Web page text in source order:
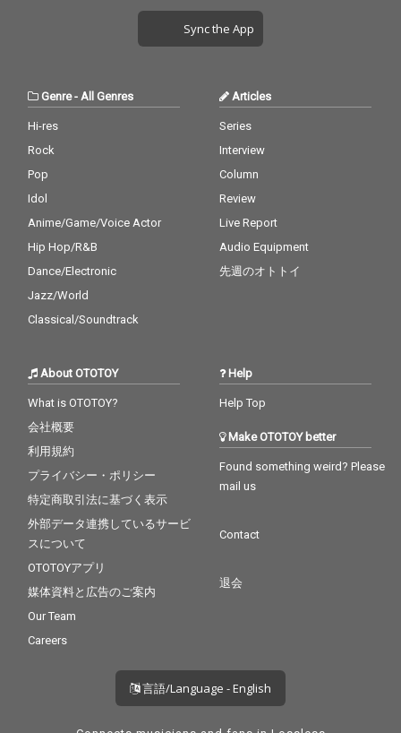
(タンボーラ)も加わっ
(タンボーラ)も加わっ
たオールスター・グル
Sync the App
Genre- All Genres
Hi-res
Rock
Pop
Idol
Anime/Game/Voice Actor
Hip Hop/R&B
Dance/Electronic
Jazz/World
Classical/Soundtrack
Articles
Series
Interview
Column
Review
Live Report
Audio Equipment
先週のオトトイ
About OTOTOY
What is OTOTOY?
会社概要
利用規約
プライバシー・ポリシー
特定商取引法に基づく表示
外部データ連携しているサービ
スについて
OTOTOYアプリ
媒体資料と広告のご案内
Our Team
Careers
Help
Help Top
Make OTOTOY better
Found something weird? Please
mail us
Contact
退会
言語/Language - English